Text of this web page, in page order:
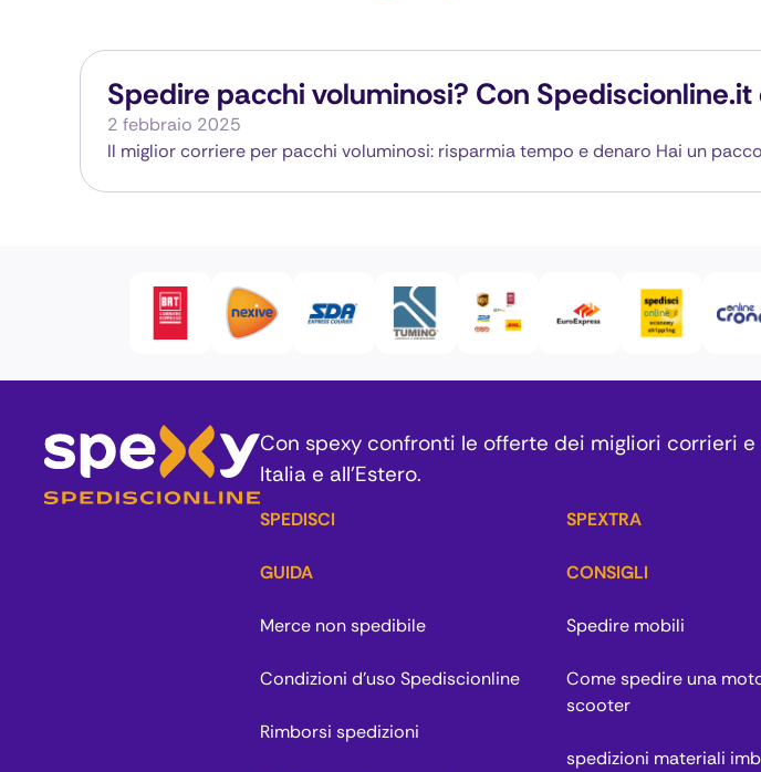
Spedire pacchi voluminosi? Con
2 febbraio 2025
Il miglior corriere per pacchi voluminosi: risparmia tempo e denaro Hai un
Con spexy confronti le offerte dei migliori corrieri
Italia e all’Estero.
SPEDISCI SPEXTRA
GUIDA
Merce non spedibile
Condizioni d'uso Spediscionline
Rimborsi spedizioni
CONSIGLI
Spedire mobili
Come spedire una
scooter
spedizioni materiali